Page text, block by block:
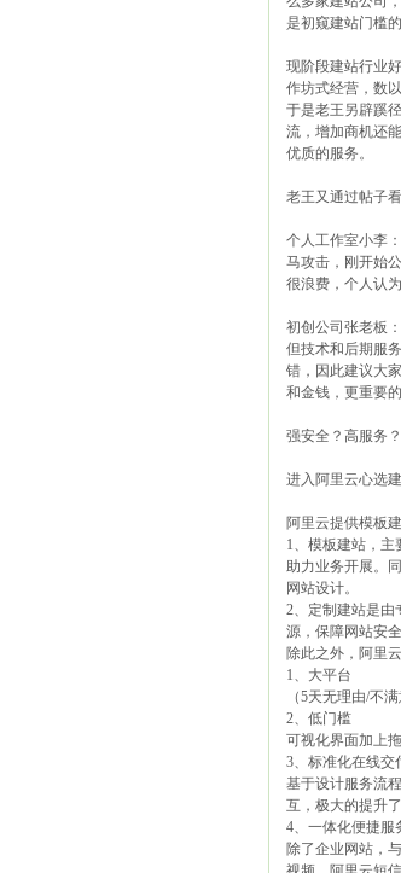
是初窥建站门槛
现阶段建站行业
作坊式经营，数
于是老王另辟蹊
流，增加商机还
优质的服务。
老王又通过帖子
个人工作室小李
马攻击，刚开始
很浪费，个人认
初创公司张老板
但技术和后期服
错，因此建议大
和金钱，更重要
强安全？高服务
进入阿里云心选
阿里云提供模板
1、模板建站，主
助力业务开展。
网站设计。
2、定制建站是由
源，保障网站安
除此之外，阿里
1、大平台
（5天无理由/不
2、低门槛
可视化界面加上
3、标准化在线交
基于设计服务流
互，极大的提升
4、一体化便捷服
除了企业网站，